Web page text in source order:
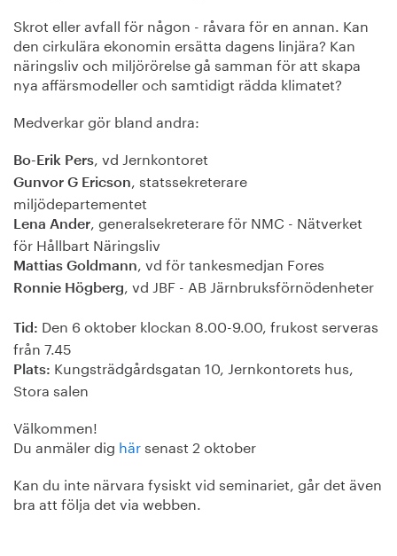
Skrot eller avfall för någon - råvara för en annan. Kan
den cirkulära ekonomin ersätta dagens linjära? Kan
näringsliv och miljörörelse gå samman för att skapa
nya affärsmodeller och samtidigt rädda klimatet?
Medverkar gör bland andra:
Bo-Erik Pers, vd Jernkontoret
Gunvor G Ericson, statssekreterare
miljödepartementet
Lena Ander, generalsekreterare för NMC - Nätverket
för Hållbart Näringsliv
Mattias Goldmann, vd för tankesmedjan Fores
Ronnie Högberg, vd JBF - AB Järnbruksförnödenheter
Tid: Den 6 oktober klockan 8.00-9.00, frukost serveras
från 7.45
Plats: Kungsträdgårdsgatan 10, Jernkontorets hus,
Stora salen
Välkommen!
Du anmäler dig härsenast 2 oktober
Kan du inte närvara fysiskt vid seminariet, går det även
bra att följa det via webben.